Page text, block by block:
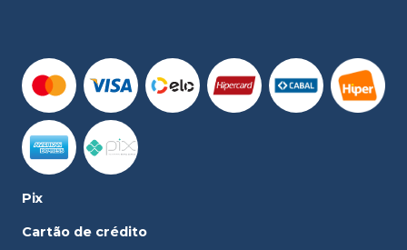
Pix
Cartão de crédito